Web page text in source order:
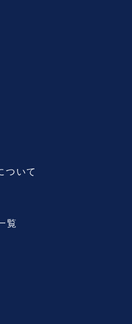
ついて
覧